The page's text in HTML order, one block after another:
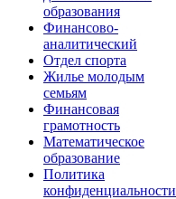
образования
Финансово-
аналитический
Отдел спорта
Жилье молодым
семьям
Финансовая
грамотность
Математическое
образование
Политика
конфиденциальности